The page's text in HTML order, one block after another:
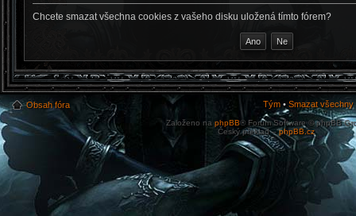
Chcete smazat všechna cookies z vašeho disku uložená tímto fórem?
Obsah fóra Tým • Smazat
Založeno na phpBB® Forum Software © phpBB
Český překlad –phpBB.cz